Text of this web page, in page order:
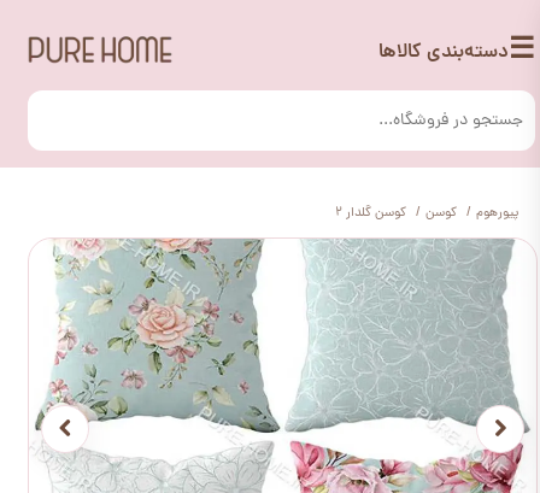
☰دسته‌بندی کالاها
پیورهوم کوسن کوسن گلدار 2